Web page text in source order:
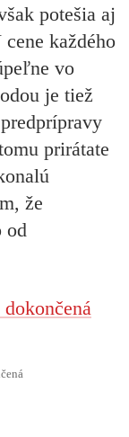
potešia aj
každého
vo
je tiež
prirátate
že
od